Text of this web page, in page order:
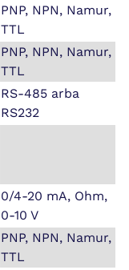
PNP, NPN, Namur,
TTL
PNP, NPN, Namur,
TTL
RS-485 arba
RS232
0/4-20 mA, Ohm,
0-10 V
PNP, NPN, Namur,
TTL